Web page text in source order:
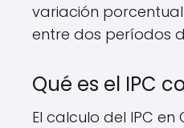
variación
entre dos períodos
Qué es el IPC
El calculo del IPC